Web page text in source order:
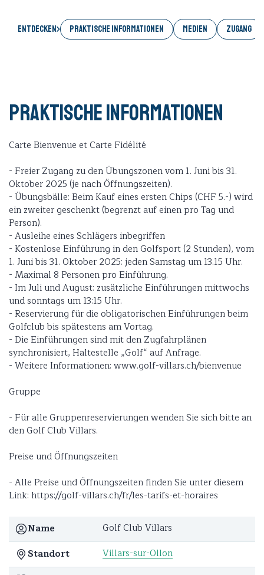
Entdecken PRAKTISCHE INFORMATIONEN MEDIEN ZUGANG
Praktische Informationen
Carte Bienvenue et Carte Fidélité
- Freier Zugang zu den Übungszonen vom 1. Juni bis 31.
Oktober 2025 (je nach Öffnungszeiten).
- Übungsbälle: Beim Kauf eines ersten Chips (CHF 5.-) wird
ein zweiter geschenkt (begrenzt auf einen pro Tag und
Person).
- Ausleihe eines Schlägers inbegriffen
- Kostenlose Einführung in den Golfsport (2 Stunden), vom
1. Juni bis 31. Oktober 2025: jeden Samstag um 13.15 Uhr.
- Maximal 8 Personen pro Einführung.
- Im Juli und August: zusätzliche Einführungen mittwochs
und sonntags um 13:15 Uhr.
- Reservierung für die obligatorischen Einführungen beim
Golfclub bis spätestens am Vortag.
- Die Einführungen sind mit den Zugfahrplänen
synchronisiert, Haltestelle „Golf“ auf Anfrage.
- Weitere Informationen: www.golf-villars.ch/bienvenue
Gruppe
- Für alle Gruppenreservierungen wenden Sie sich bitte an
den Golf Club Villars.
Preise und Öffnungszeiten
- Alle Preise und Öffnungszeiten finden Sie unter diesem
Link: https://golf-villars.ch/fr/les-tarifs-et-horaires
Name
Golf Club Villars
Standort
Villars-sur-Ollon